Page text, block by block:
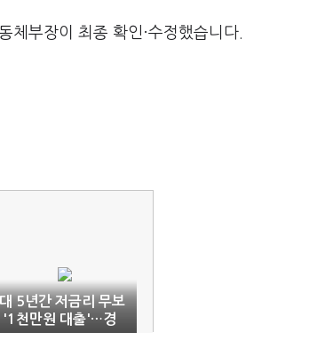
체부장이 최종 확인·수정했습니다.
5년간 저금리 무보
'1천만원 대출'…경
'코로나19 극복통